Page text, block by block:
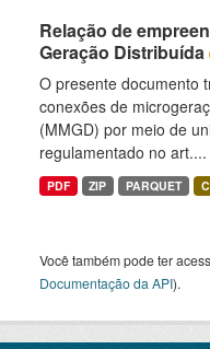
Relação de
Geração Distribuída
O presente documento
conexões de
(MMGD) por meio de
regulamentado no art....
PDF ZIP PARQUET
Você também pode ter
Documentação da API).